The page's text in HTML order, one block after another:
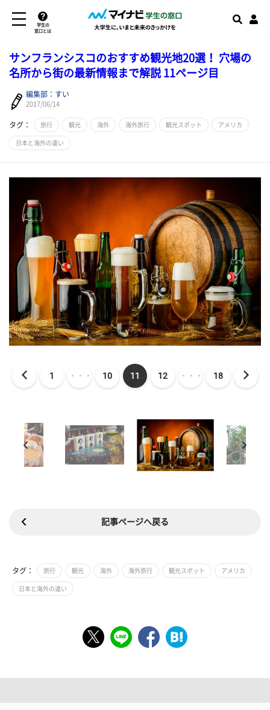
学生の
窓口とは
サンフランシスコのおすすめ観光地20選！ 穴場の
名所から街の最新情報まで解説 11ページ目
編集部：すい
2017/06/14
タグ： 旅行 観光 海外 海外旅行 観光スポット アメリカ
日本と海外の違い
1 ・・・ 10 11 12 ・・・ 18
記事ページへ戻る
タグ： 旅行 観光 海外 海外旅行 観光スポット アメリカ
日本と海外の違い